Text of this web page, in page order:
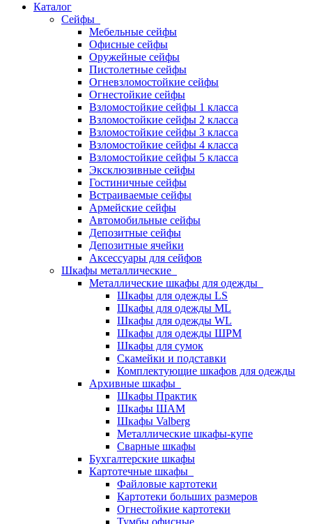
Каталог
Сейфы
Мебельные сейфы
Офисные сейфы
Оружейные сейфы
Пистолетные сейфы
Огневзломостойкие сейфы
Огнестойкие сейфы
Взломостойкие сейфы 1 класса
Взломостойкие сейфы 2 класса
Взломостойкие сейфы 3 класса
Взломостойкие сейфы 4 класса
Взломостойкие сейфы 5 класса
Эксклюзивные сейфы
Гостиничные сейфы
Встраиваемые сейфы
Армейские сейфы
Автомобильные сейфы
Депозитные сейфы
Депозитные ячейки
Аксессуары для сейфов
Шкафы металлические
Металлические шкафы для одежды
Шкафы для одежды LS
Шкафы для одежды ML
Шкафы для одежды WL
Шкафы для одежды ШРМ
Шкафы для сумок
Скамейки и подставки
Комплектующие шкафов для одежды
Архивные шкафы
Шкафы Практик
Шкафы ШАМ
Шкафы Valberg
Металлические шкафы-купе
Сварные шкафы
Бухгалтерские шкафы
Картотечные шкафы
Файловые картотеки
Картотеки больших размеров
Огнестойкие картотеки
Тумбы офисные